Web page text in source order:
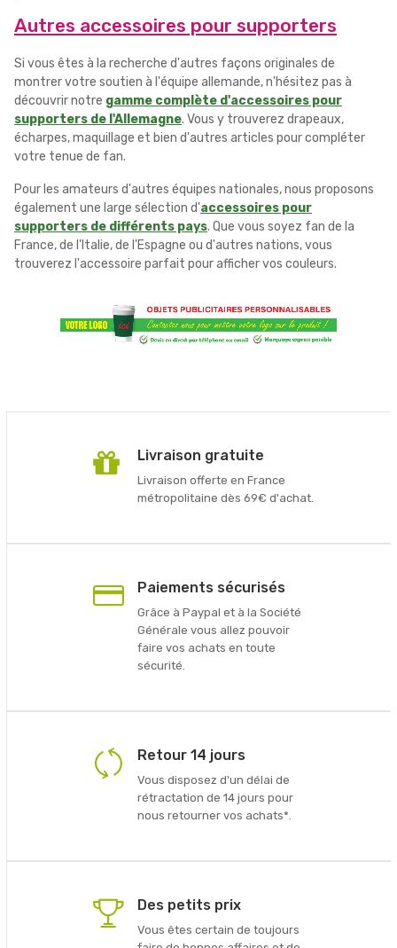
Autres accessoires pour supporters
Si vous êtes à la recherche d'autres façons originales de
montrer votre soutien à l'équipe allemande, n'hésitez pas à
découvrir notre gamme complète d'accessoires pour
supporters de l'Allemagne. Vous y trouverez drapeaux,
écharpes, maquillage et bien d'autres articles pour compléter
votre tenue de fan.
Pour les amateurs d'autres équipes nationales, nous proposons
également une large sélection d'accessoires pour
supporters de différents pays. Que vous soyez fan de la
France, de l'Italie, de l'Espagne ou d'autres nations, vous
trouverez l'accessoire parfait pour afficher vos couleurs.
Livraison gratuite
Livraison offerte en France
métropolitaine dès 69€ d'achat.
Paiements sécurisés
Grâce à Paypal et à la Société
Générale vous allez pouvoir
faire vos achats en toute
sécurité.
Retour 14 jours
Vous disposez d'un délai de
rétractation de 14 jours pour
nous retourner vos achats*.
Des petits prix
Vous êtes certain de toujours